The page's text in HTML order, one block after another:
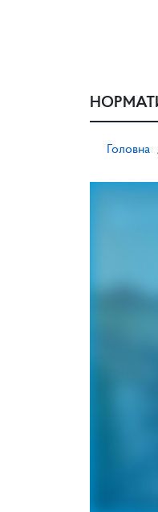
Головна